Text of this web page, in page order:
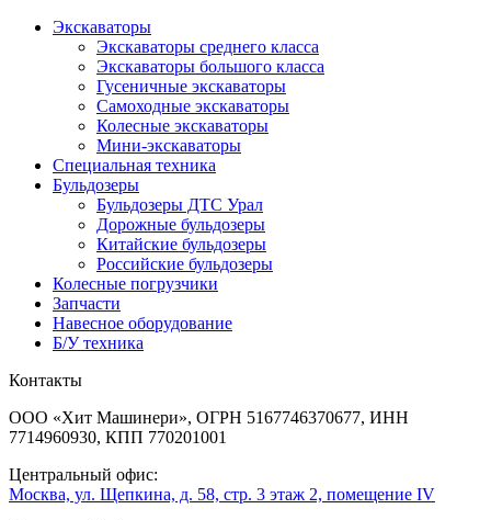
Экскаваторы
Экскаваторы среднего класса
Экскаваторы большого класса
Гусеничные экскаваторы
Самоходные экскаваторы
Колесные экскаваторы
Мини-экскаваторы
Специальная техника
Бульдозеры
Бульдозеры ДТС Урал
Дорожные бульдозеры
Китайские бульдозеры
Российские бульдозеры
Колесные погрузчики
Запчасти
Навесное оборудование
Б/У техника
Контакты
ООО «Хит Машинери», ОГРН 5167746370677, ИНН
7714960930, КПП 770201001
Центральный офис:
Москва, ул. Щепкина, д. 58, стр. 3 этаж 2, помещение IV